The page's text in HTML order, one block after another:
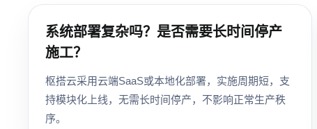
系统部署复杂吗？是否需要长时间停产
施工？
枢搭云采用云端SaaS或本地化部署，实施周期短，支
持模块化上线，无需长时间停产，不影响正常生产秩
序。